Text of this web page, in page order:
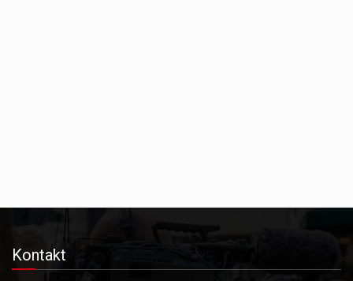
Kontakt